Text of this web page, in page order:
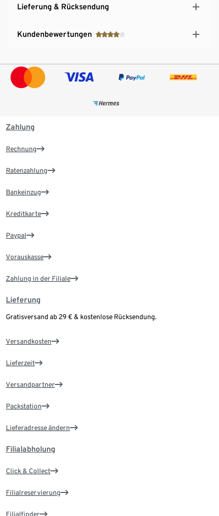
Lieferung & Rücksendung
Kundenbewertungen
Zahlung
Rechnung
Ratenzahlung
Bankeinzug
Kreditkarte
Paypal
Vorauskasse
Zahlung in der Filiale
Lieferung
Gratisversand ab 29 € & kostenlose Rücksendung.
Versandkosten
Lieferzeit
Versandpartner
Packstation
Lieferadresse ändern
Filialabholung
Click & Collect
Filialreservierung
Filialfinder